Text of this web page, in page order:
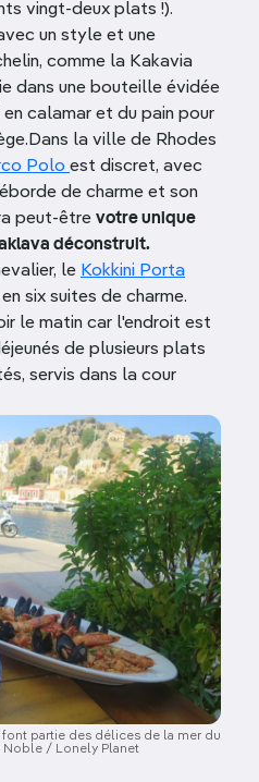
vingt-deux plats !).
un style et une
comme la Kakavia
dans une bouteille évidée
calamar et du pain pour
la ville de Rhodes
Polo est discret, avec
de charme et son
peut-être votre unique
déconstruit.
le Kokkini Porta
six suites de charme.
le matin car l'endroit est
de plusieurs plats
servis dans la cour
partie des délices de la mer du
Noble / Lonely Planet